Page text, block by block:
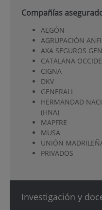
Compañías
AEGÓN
AGRUPACIÓN ANFI
AXA SEGUROS
CATALANA
CIGNA
DKV
GENERALI
HERMANDAD
(HNA)
MAPFRE
MUSA
UNIÓN
PRIVADOS
Investigación y